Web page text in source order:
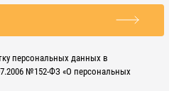
персональных данных в
№152-ФЗ «О персональных